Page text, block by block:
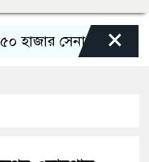
সেনা পাঠাচ্ছে উত্তর
×